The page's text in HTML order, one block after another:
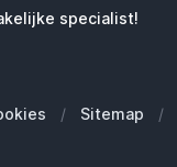
specialist!
/ Sitemap /